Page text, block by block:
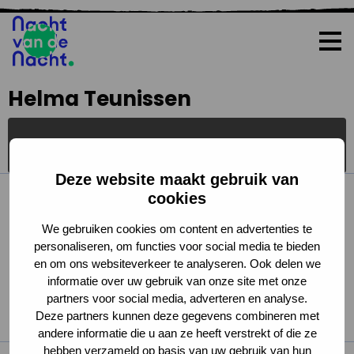
Deze website maakt gebruik van
cookies
We gebruiken cookies om content en advertenties te
personaliseren, om functies voor social media te bieden
en om ons websiteverkeer te analyseren. Ook delen we
informatie over uw gebruik van onze site met onze
partners voor social media, adverteren en analyse.
Deze partners kunnen deze gegevens combineren met
andere informatie die u aan ze heeft verstrekt of die ze
hebben verzameld op basis van uw gebruik van hun
Helma Teunissen